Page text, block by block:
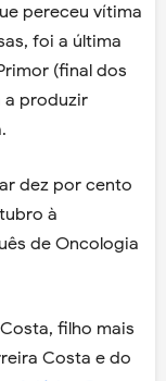
pereceu vítima
foi a última
(final dos
a produzir
dez por cento
à
de Oncologia
filho mais
Costa e do